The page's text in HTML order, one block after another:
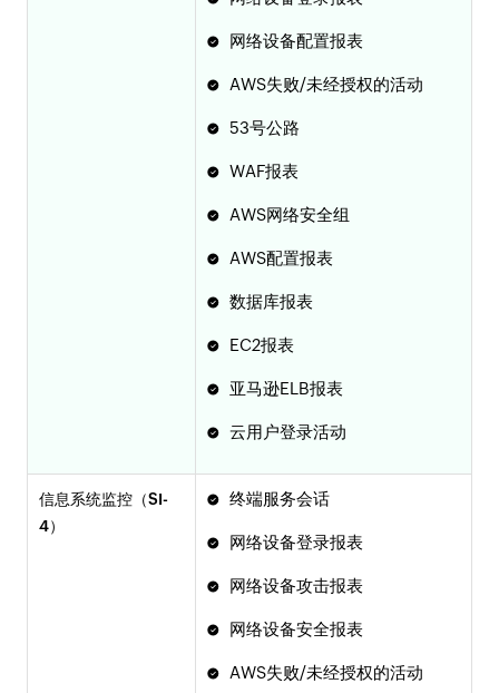
网络设备配置报表
AWS失败/未经授权的活动
53号公路
WAF报表
AWS网络安全组
AWS配置报表
数据库报表
EC2报表
亚马逊ELB报表
云用户登录活动
信息系统监控（SI-
4）
终端服务会话
网络设备登录报表
网络设备攻击报表
网络设备安全报表
AWS失败/未经授权的活动